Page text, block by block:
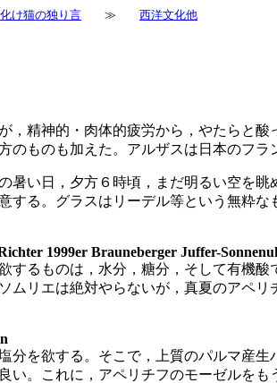
化け猫の独り言 ≫ 西洋文化他
，精神的・肉体的疲労から，やたらと酸
のものも加えた。アルザスは日本のフラ
暑い日，夕方６時頃，まだ明るい空を眺
する。グラスはリーデル等という無粋
1999er Brauneberger Juffer-
するものは，水分，糖分，そして有機酸
ムリエは絶対やらないが，真夏のアペリ
分を欲する。そこで，上質のパルマ産生
い。これに，アペリチフのモーゼルを